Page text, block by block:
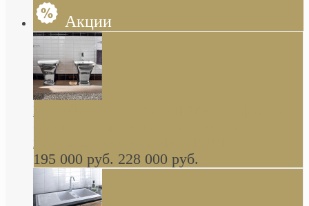
Акции
Butterfly Scarabeo КОМПЛЕКТ санфаянса
глянцевая платина В НАЛИЧИИ
195 000 руб. 228 000 руб.